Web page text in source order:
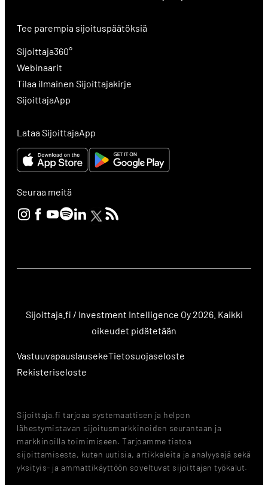
Tee parempia sijoituspäätöksiä
Sijoittaja360°
Webinaarit
Tilaa ilmainen Sijoittajakirje
SijoittajaApp
Lataa SijoittajaApp
Seuraa meitä
Sijoittaja.fi / Investment Intelligence Oy 2026. Kaikki
oikeudet pidätetään
VastuuvapauslausekeTietosuojaseloste
Rekisteriseloste
Sijoittaja.fi tarjoaa systemaattisen ja helpon
lähestymistavan sijoitusmarkkinoiden seurantaan ja
markkinoilla toimimiseen. Tarjoamme tietoa
sijoittamisesta, kuten uutisia, artikkeleita ja analyysejä sekä
yksityis- ja ammattikäyttöön soveltuvat sijoittajan työkalut.